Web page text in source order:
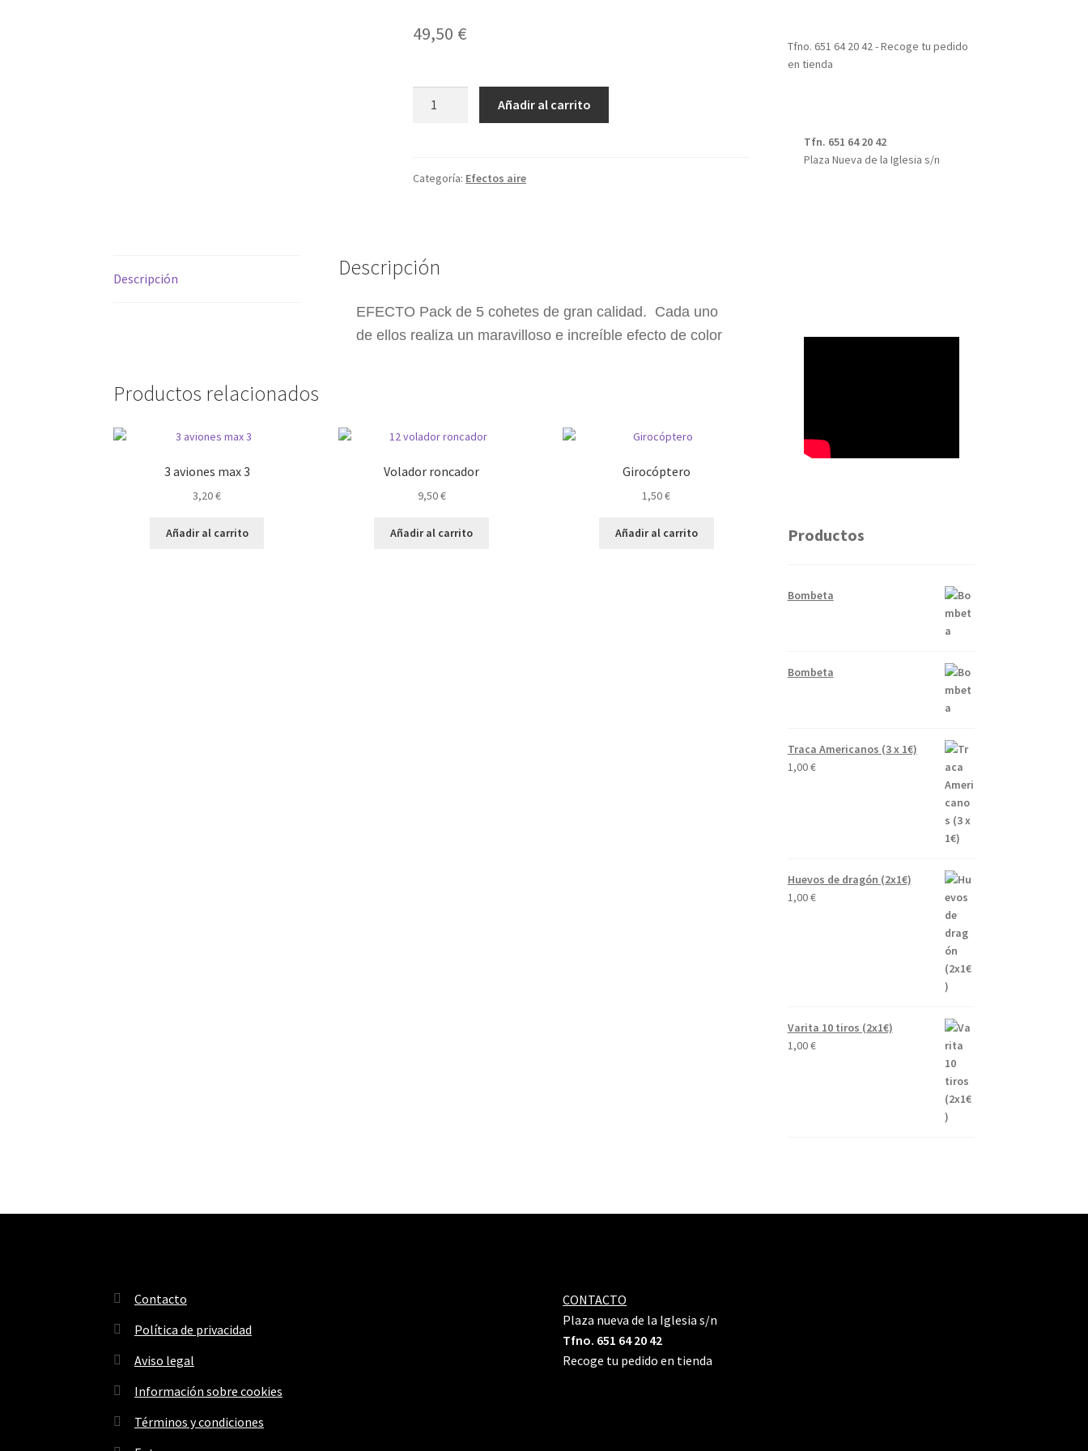
49,50 €
Añadir al carrito
Categoría: Efectos aire
Descripción Descripción
EFECTO Pack de 5 cohetes de gran calidad. Cada uno
de ellos realiza un maravilloso e increíble efecto de color
Productos relacionados
3 aviones max 3
3,20€
Añadir al carrito
Volador roncador
9,50€
Añadir al carrito
Girocóptero
1,50€
Añadir al carrito
Tfno. 651 64 20 42 - Recoge tu pedido
en tienda
Tfn. 651 64 20 42
Plaza Nueva de la Iglesia s/n
Productos
Bombeta
Bombeta
Traca Americanos (3 x 1€)
1,00€
Huevos de dragón (2x1€)
1,00€
Varita 10 tiros (2x1€)
1,00€
Contacto
Política de privacidad
Aviso legal
Información sobre cookies
Términos y condiciones
CONTACTO
Plaza nueva de la Iglesia s/n
Tfno. 651 64 20 42
Recoge tu pedido en tienda